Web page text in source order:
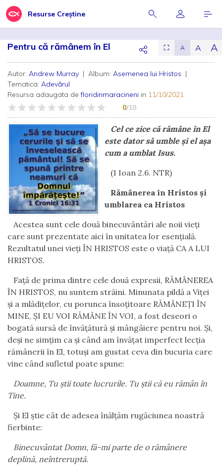
Resurse Creștine
Pentru că rămânem în El ⛶ A A A
Autor: Andrew Murray | Album: Asemenea lui Hristos |
Tematica: Adevărul
Resursa adaugata defloridinmaracineni in 11/10/2021
0/10
Cel ce zice că rămâne în El
este dator să umble și el așa
cum a umblat Isus.
(1 Ioan 2.6. NTR)
Rămânerea în Hristos și
umblarea ca Hristos
Acestea sunt cele două binecuvântări ale noii vieți
care sunt prezentate aici în unitatea lor esențială.
Rezultatul unei vieți ÎN HRISTOS este o viață CA A LUI
HRISTOS.
Față de prima dintre cele două expresii, RĂMÂNEREA
ÎN HRISTOS, nu suntem străini. Minunata pildă a Viței
și a mlădițelor, cu porunca însoțitoare RĂMÂNEȚI ÎN
MINE, ȘI EU VOI RĂMÂNE ÎN VOI, a fost deseori o
bogată sursă de învățătură și mângâiere pentru noi. Și,
deși ne simțim ca și când am învățat imperfect lecția
rămânerii în El, totuși am gustat ceva din bucuria care
vine când sufletul poate spune:
Doamne, Tu știi toate lucrurile. Tu știi că eu rămân în
Tine.
Și El știe cât de adesea înălțăm rugăciunea noastră
fierbinte:
Binecuvântat Domn, fă-mi parte de o rămânere
deplină, neîntreruptă.